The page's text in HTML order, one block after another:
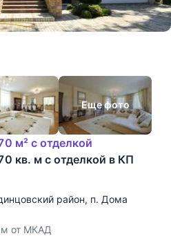
Еще фото
м² с отделкой
кв. м с отделкой в КП
район, п. Дома
от МКАД